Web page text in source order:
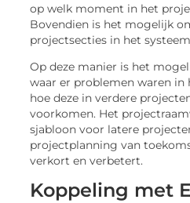
op welk moment in het
Bovendien is het mogelijk
projectsecties in het
Op deze manier is het
waar er problemen waren in
hoe deze in verdere
voorkomen. Het
sjabloon voor latere
projectplanning van
verkort en verbetert.
Koppeling met